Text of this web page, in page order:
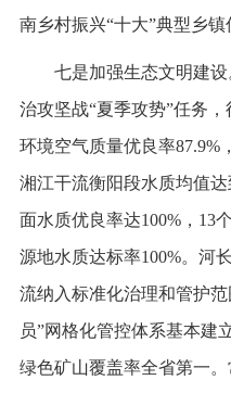
南乡村振兴“十大”典型乡镇
七是加强生态文明建
治攻坚战“夏季攻势”任务
环境空气质量优良率87.9%
湘江干流衡阳段水质均值
面水质优良率达100%，13
源地水质达标率100%。河
流纳入标准化治理和管护
员”网格化管控体系基本建
绿色矿山覆盖率全省第一